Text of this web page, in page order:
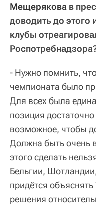
Мещерякова в
доводить до этого
клубы
- Нужно помнить,
чемпионата было
Для всех была
позиция
возможное, чтобы
Должна быть очень
этого сделать
Бельгии,
придётся
решения